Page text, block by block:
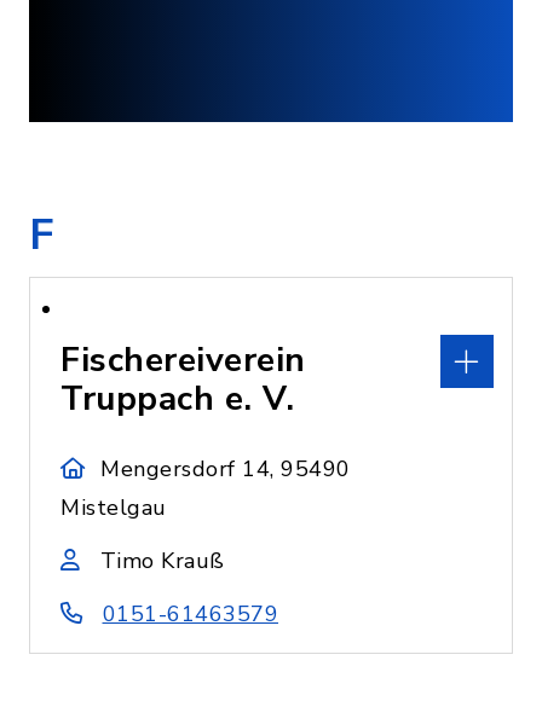
F
Fischereiverein
Truppach e. V.
Mengersdorf 14, 95490
Mistelgau
Timo Krauß
0151-61463579